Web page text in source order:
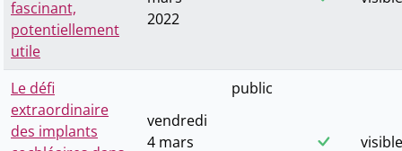
fascinant,
potentiellement
utile
2022
Le défi
extraordinaire
des implants
vendredi
4 mars
public
visible